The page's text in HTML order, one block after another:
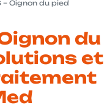
– Oignon du pied
du
et